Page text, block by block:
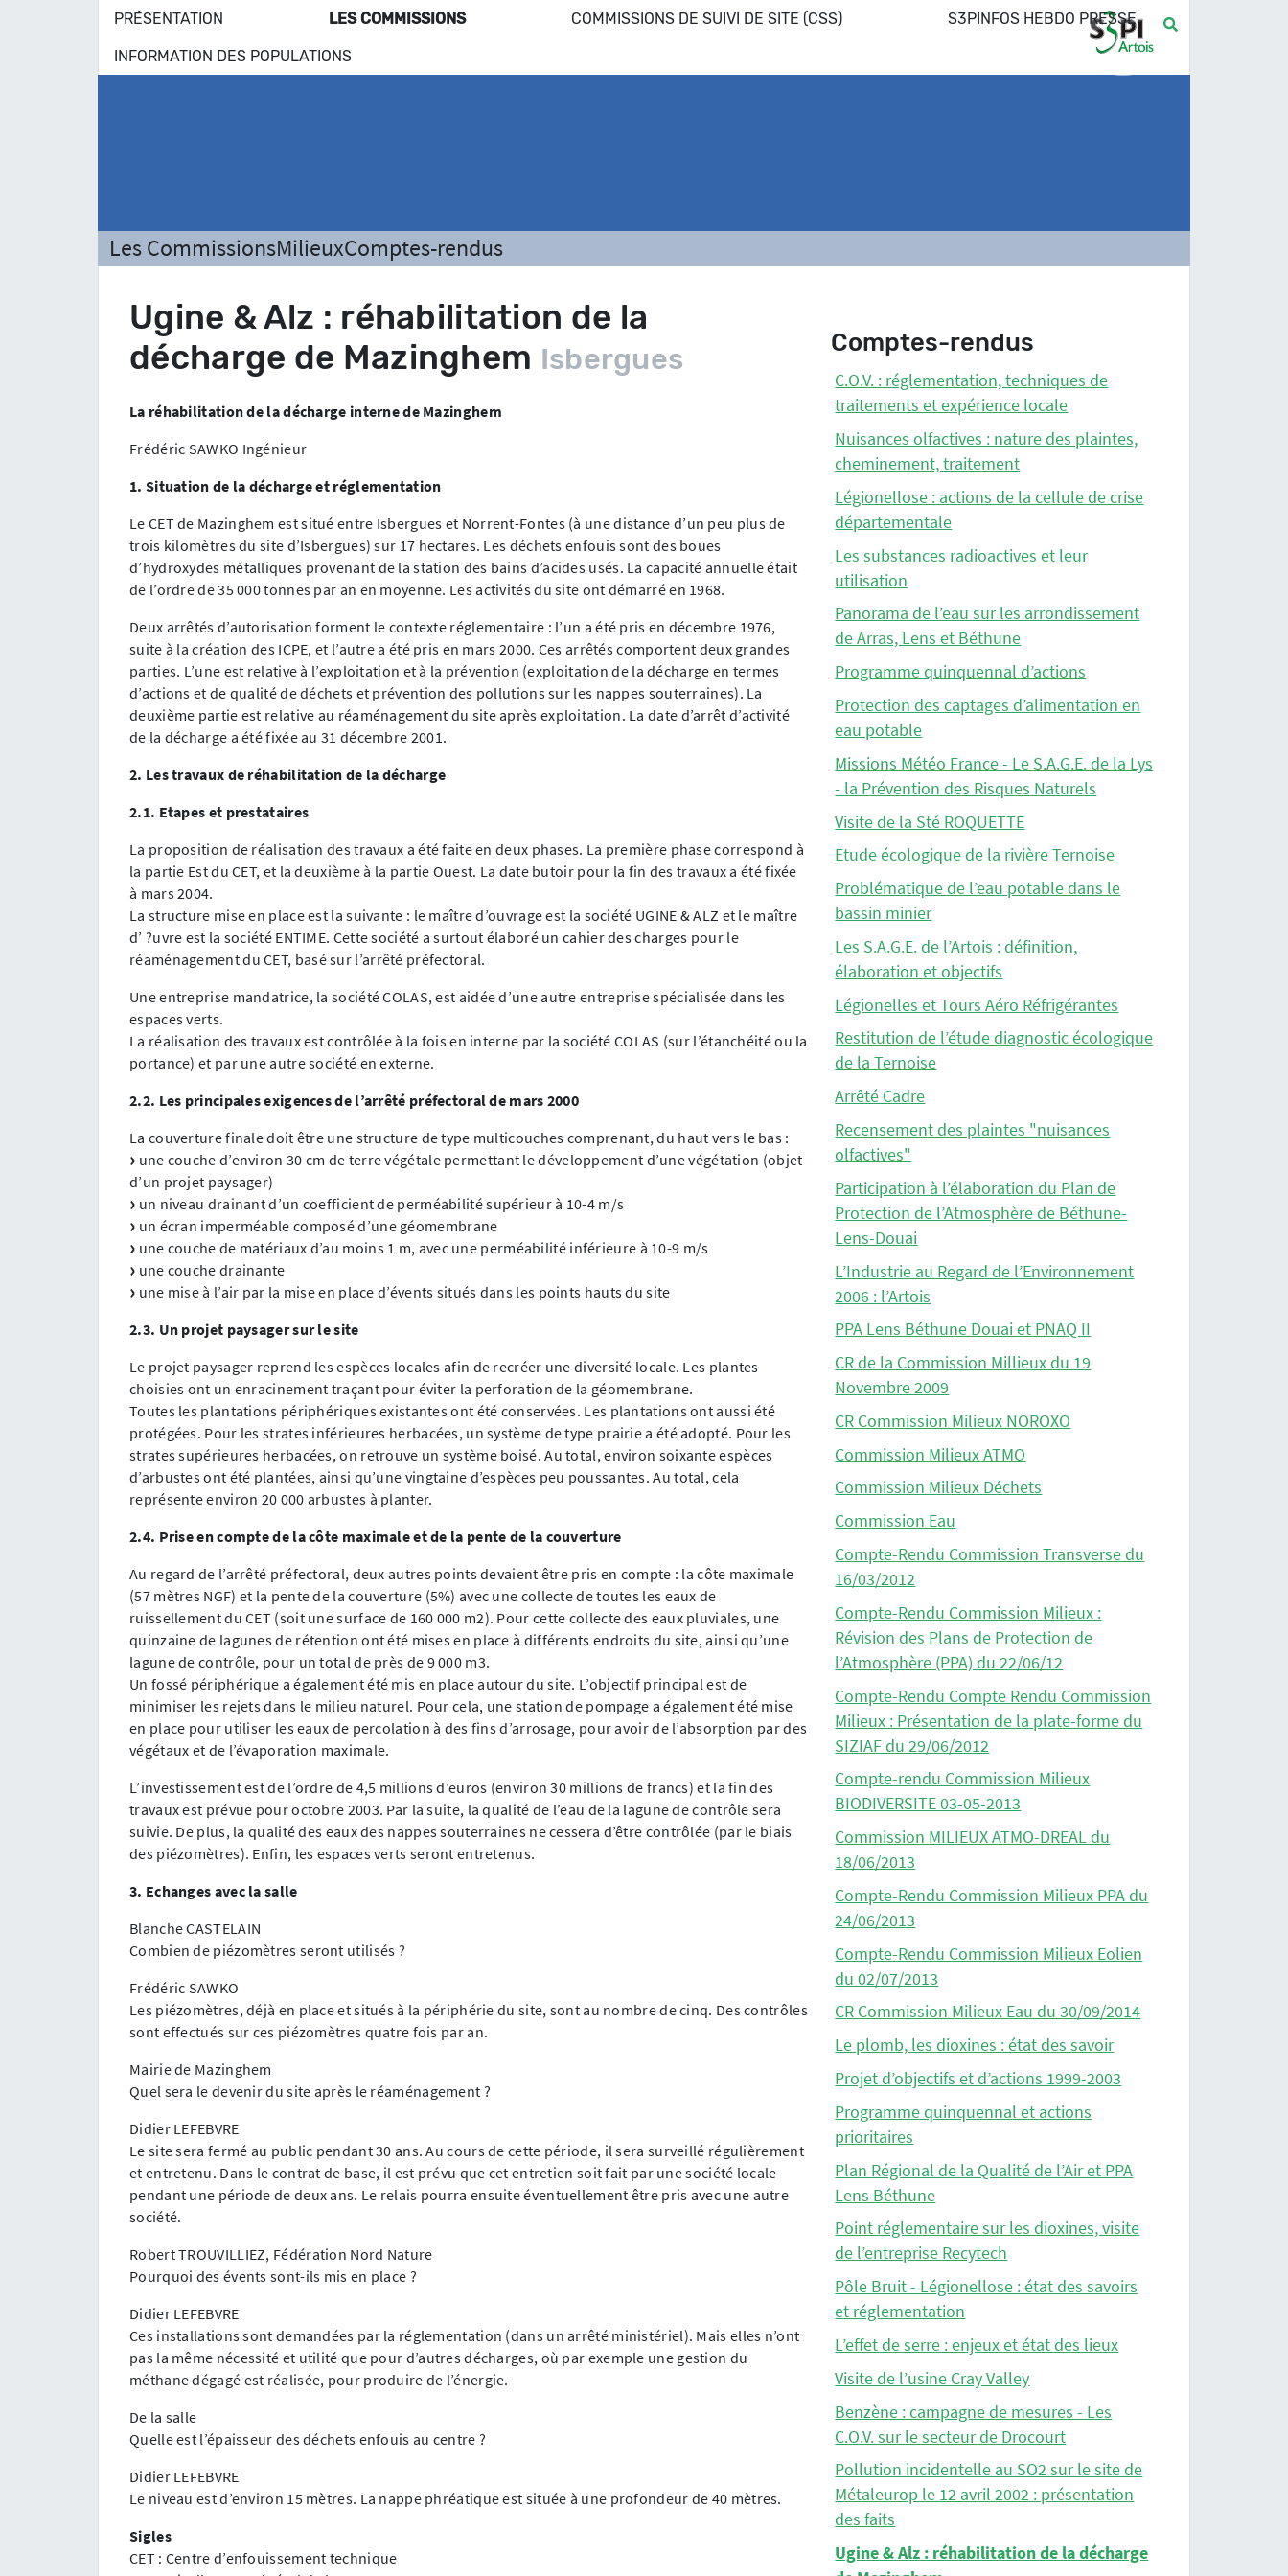
PRÉSENTATION LES COMMISSIONS COMMISSIONS DE SUIVI DE SITE (CSS) S3PINFOS HEBDO PRESSE
INFORMATION DES POPULATIONS
Les CommissionsMilieuxComptes-rendus
Ugine & Alz : réhabilitation de la
décharge de Mazinghem Isbergues
La réhabilitation de la décharge interne de Mazinghem
Frédéric SAWKO Ingénieur
1. Situation de la décharge et réglementation
Le CET de Mazinghem est situé entre Isbergues et Norrent-Fontes (à une distance d’un peu plus de
trois kilomètres du site d’Isbergues) sur 17 hectares. Les déchets enfouis sont des boues
d’hydroxydes métalliques provenant de la station des bains d’acides usés. La capacité annuelle était
de l’ordre de 35 000 tonnes par an en moyenne. Les activités du site ont démarré en 1968.
Deux arrêtés d’autorisation forment le contexte réglementaire : l’un a été pris en décembre 1976,
suite à la création des ICPE, et l’autre a été pris en mars 2000. Ces arrêtés comportent deux grandes
parties. L’une est relative à l’exploitation et à la prévention (exploitation de la décharge en termes
d’actions et de qualité de déchets et prévention des pollutions sur les nappes souterraines). La
deuxième partie est relative au réaménagement du site après exploitation. La date d’arrêt d’activité
de la décharge a été fixée au 31 décembre 2001.
2. Les travaux de réhabilitation de la décharge
2.1. Etapes et prestataires
La proposition de réalisation des travaux a été faite en deux phases. La première phase correspond à
la partie Est du CET, et la deuxième à la partie Ouest. La date butoir pour la fin des travaux a été fixée
à mars 2004.
La structure mise en place est la suivante : le maître d’ouvrage est la société UGINE & ALZ et le maître
d’ ?uvre est la société ENTIME. Cette société a surtout élaboré un cahier des charges pour le
réaménagement du CET, basé sur l’arrêté préfectoral.
Une entreprise mandatrice, la société COLAS, est aidée d’une autre entreprise spécialisée dans les
espaces verts.
La réalisation des travaux est contrôlée à la fois en interne par la société COLAS (sur l’étanchéité ou la
portance) et par une autre société en externe.
2.2. Les principales exigences de l’arrêté préfectoral de mars 2000
La couverture finale doit être une structure de type multicouches comprenant, du haut vers le bas :
une couche d’environ 30 cm de terre végétale permettant le développement d’une végétation (objet
d’un projet paysager)
un niveau drainant d’un coefficient de perméabilité supérieur à 10-4 m/s
un écran imperméable composé d’une géomembrane
une couche de matériaux d’au moins 1 m, avec une perméabilité inférieure à 10-9 m/s
une couche drainante
une mise à l’air par la mise en place d’évents situés dans les points hauts du site
2.3. Un projet paysager sur le site
Le projet paysager reprend les espèces locales afin de recréer une diversité locale. Les plantes
choisies ont un enracinement traçant pour éviter la perforation de la géomembrane.
Toutes les plantations périphériques existantes ont été conservées. Les plantations ont aussi été
protégées. Pour les strates inférieures herbacées, un système de type prairie a été adopté. Pour les
strates supérieures herbacées, on retrouve un système boisé. Au total, environ soixante espèces
d’arbustes ont été plantées, ainsi qu’une vingtaine d’espèces peu poussantes. Au total, cela
représente environ 20 000 arbustes à planter.
2.4. Prise en compte de la côte maximale et de la pente de la couverture
Au regard de l’arrêté préfectoral, deux autres points devaient être pris en compte : la côte maximale
(57 mètres NGF) et la pente de la couverture (5%) avec une collecte de toutes les eaux de
ruissellement du CET (soit une surface de 160 000 m2). Pour cette collecte des eaux pluviales, une
quinzaine de lagunes de rétention ont été mises en place à différents endroits du site, ainsi qu’une
lagune de contrôle, pour un total de près de 9 000 m3.
Un fossé périphérique a également été mis en place autour du site. L’objectif principal est de
minimiser les rejets dans le milieu naturel. Pour cela, une station de pompage a également été mise
en place pour utiliser les eaux de percolation à des fins d’arrosage, pour avoir de l’absorption par des
végétaux et de l’évaporation maximale.
L’investissement est de l’ordre de 4,5 millions d’euros (environ 30 millions de francs) et la fin des
travaux est prévue pour octobre 2003. Par la suite, la qualité de l’eau de la lagune de contrôle sera
suivie. De plus, la qualité des eaux des nappes souterraines ne cessera d’être contrôlée (par le biais
des piézomètres). Enfin, les espaces verts seront entretenus.
3. Echanges avec la salle
Blanche CASTELAIN
Combien de piézomètres seront utilisés ?
Frédéric SAWKO
Les piézomètres, déjà en place et situés à la périphérie du site, sont au nombre de cinq. Des contrôles
sont effectués sur ces piézomètres quatre fois par an.
Mairie de Mazinghem
Quel sera le devenir du site après le réaménagement ?
Didier LEFEBVRE
Le site sera fermé au public pendant 30 ans. Au cours de cette période, il sera surveillé régulièrement
et entretenu. Dans le contrat de base, il est prévu que cet entretien soit fait par une société locale
pendant une période de deux ans. Le relais pourra ensuite éventuellement être pris avec une autre
société.
Robert TROUVILLIEZ, Fédération Nord Nature
Pourquoi des évents sont-ils mis en place ?
Didier LEFEBVRE
Ces installations sont demandées par la réglementation (dans un arrêté ministériel). Mais elles n’ont
pas la même nécessité et utilité que pour d’autres décharges, où par exemple une gestion du
méthane dégagé est réalisée, pour produire de l’énergie.
De la salle
Quelle est l’épaisseur des déchets enfouis au centre ?
Didier LEFEBVRE
Le niveau est d’environ 15 mètres. La nappe phréatique est située à une profondeur de 40 mètres.
Sigles
CET : Centre d’enfouissement technique
Comptes-rendus
C.O.V. : réglementation, techniques de
traitements et expérience locale
Nuisances olfactives : nature des plaintes,
cheminement, traitement
Légionellose : actions de la cellule de crise
départementale
Les substances radioactives et leur
utilisation
Panorama de l’eau sur les arrondissement
de Arras, Lens et Béthune
Programme quinquennal d’actions
Protection des captages d’alimentation en
eau potable
Missions Météo France - Le S.A.G.E. de la Lys
- la Prévention des Risques Naturels
Visite de la Sté ROQUETTE
Etude écologique de la rivière Ternoise
Problématique de l’eau potable dans le
bassin minier
Les S.A.G.E. de l’Artois : définition,
élaboration et objectifs
Légionelles et Tours Aéro Réfrigérantes
Restitution de l’étude diagnostic écologique
de la Ternoise
Arrêté Cadre
Recensement des plaintes "nuisances
olfactives"
Participation à l’élaboration du Plan de
Protection de l’Atmosphère de Béthune-
Lens-Douai
L’Industrie au Regard de l’Environnement
2006 : l’Artois
PPA Lens Béthune Douai et PNAQ II
CR de la Commission Millieux du 19
Novembre 2009
CR Commission Milieux NOROXO
Commission Milieux ATMO
Commission Milieux Déchets
Commission Eau
Compte-Rendu Commission Transverse du
16/03/2012
Compte-Rendu Commission Milieux :
Révision des Plans de Protection de
l’Atmosphère (PPA) du 22/06/12
Compte-Rendu Compte Rendu Commission
Milieux : Présentation de la plate-forme du
SIZIAF du 29/06/2012
Compte-rendu Commission Milieux
BIODIVERSITE 03-05-2013
Commission MILIEUX ATMO-DREAL du
18/06/2013
Compte-Rendu Commission Milieux PPA du
24/06/2013
Compte-Rendu Commission Milieux Eolien
du 02/07/2013
CR Commission Milieux Eau du 30/09/2014
Le plomb, les dioxines : état des savoir
Projet d’objectifs et d’actions 1999-2003
Programme quinquennal et actions
prioritaires
Plan Régional de la Qualité de l’Air et PPA
Lens Béthune
Point réglementaire sur les dioxines, visite
de l’entreprise Recytech
Pôle Bruit - Légionellose : état des savoirs
et réglementation
L’effet de serre : enjeux et état des lieux
Visite de l’usine Cray Valley
Benzène : campagne de mesures - Les
C.O.V. sur le secteur de Drocourt
Pollution incidentelle au SO2 sur le site de
Métaleurop le 12 avril 2002 : présentation
des faits
Ugine & Alz : réhabilitation de la décharge